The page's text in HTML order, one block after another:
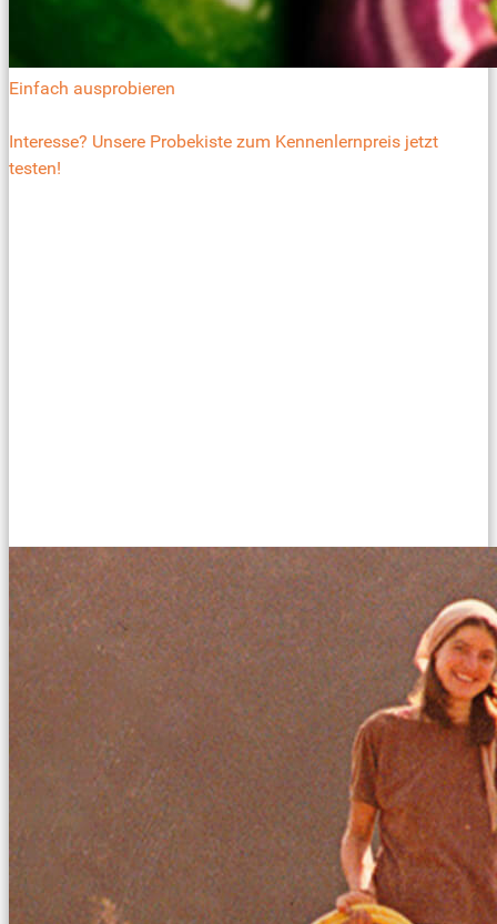
Einfach ausprobieren
Interesse? Unsere Probekiste zum Kennenlernpreis jetzt
testen!